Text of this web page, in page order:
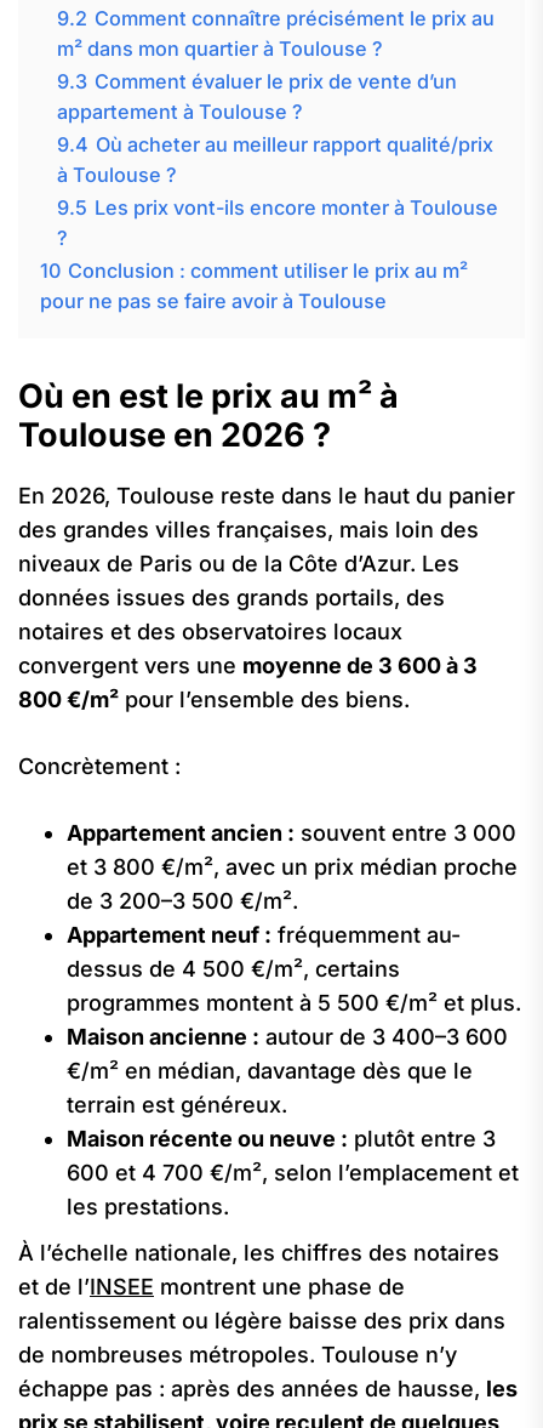
9.2 Comment connaître précisément le prix au
m² dans mon quartier à Toulouse ?
9.3 Comment évaluer le prix de vente d’un
appartement à Toulouse ?
9.4 Où acheter au meilleur rapport qualité/prix
à Toulouse ?
9.5 Les prix vont-ils encore monter à Toulouse
?
10 Conclusion : comment utiliser le prix au m²
pour ne pas se faire avoir à Toulouse
Où en est le prix au m² à
Toulouse en 2026 ?
En 2026, Toulouse reste dans le haut du panier
des grandes villes françaises, mais loin des
niveaux de Paris ou de la Côte d’Azur. Les
données issues des grands portails, des
notaires et des observatoires locaux
convergent vers une moyenne de 3 600 à 3
800 €/m² pour l’ensemble des biens.
Concrètement :
Appartement ancien : souvent entre 3 000
et 3 800 €/m², avec un prix médian proche
de 3 200–3 500 €/m².
Appartement neuf : fréquemment au-
dessus de 4 500 €/m², certains
programmes montent à 5 500 €/m² et plus.
Maison ancienne : autour de 3 400–3 600
€/m² en médian, davantage dès que le
terrain est généreux.
Maison récente ou neuve : plutôt entre 3
600 et 4 700 €/m², selon l’emplacement et
les prestations.
À l’échelle nationale, les chiffres des notaires
et de l’INSEE montrent une phase de
ralentissement ou légère baisse des prix dans
de nombreuses métropoles. Toulouse n’y
échappe pas : après des années de hausse, les
prix se stabilisent, voire reculent de quelques